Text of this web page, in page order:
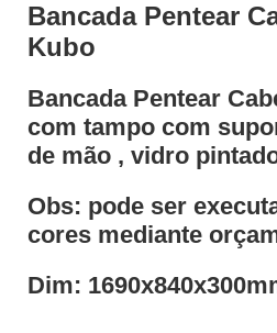
Bancada Pentear
Kubo
Bancada Pentear
com tampo com
de mão , vidro
Obs: pode ser
cores mediante
Dim: